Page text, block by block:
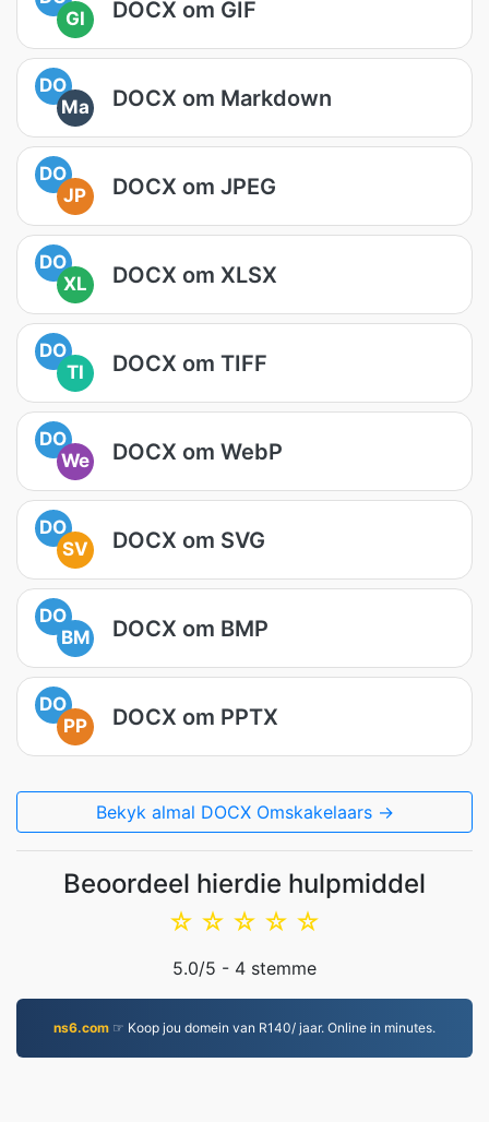
GI
DOCX om GIF
DO
Ma
DOCX om Markdown
DO
JP
DOCX om JPEG
DO
XL
DOCX om XLSX
DO
TI
DOCX om TIFF
DO
We
DOCX om WebP
DO
SV
DOCX om SVG
DO
BM
DOCX om BMP
DO
PP
DOCX om PPTX
Bekyk almal DOCX Omskakelaars →
Beoordeel hierdie hulpmiddel
☆
☆
☆
☆
☆
5.0/5 - 4 stemme
ns6.com ☞ Koop jou domein van R140/ jaar. Online in minutes.